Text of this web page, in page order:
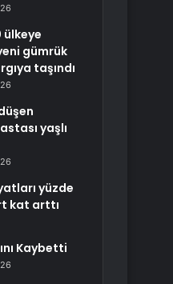
ülkeye
gümrük
taşındı
yaşlı
yüzde
kat arttı
Kaybetti